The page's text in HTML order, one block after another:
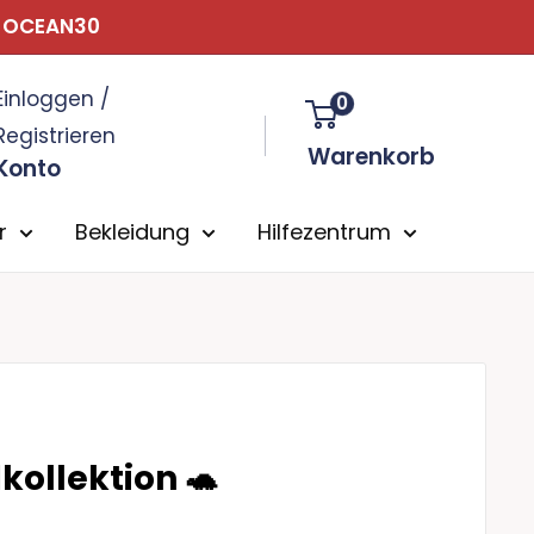
/
0
Warenkorb
Bekleidung Hilfezentrum
🐢